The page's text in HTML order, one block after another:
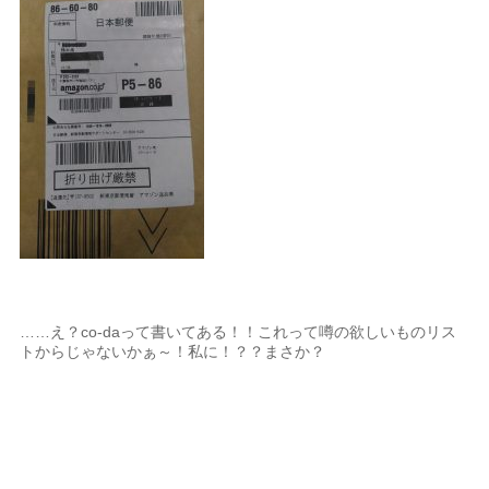
……え？co-daって書いてある！！これって噂の欲しいものリス
トからじゃないかぁ～！私に！？？まさか？